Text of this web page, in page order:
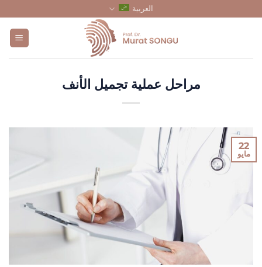
العربية
مراحل عملية تجميل الأنف
22
مايو